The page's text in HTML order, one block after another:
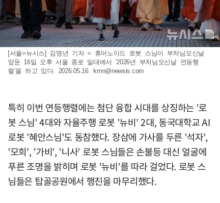
[서울=뉴시스] 김명년 기자 = 휴머노이드 로봇 스님이 부처님오신날
앞둔 16일 오후 서울 종로 일대에서 ‘2026년 부처님오신날 연등행
렬’을 하고 있다. 2026.05.16. kmn@newsis.com
특히 이번 연등행렬에는 첨단 융합 시대를 상징하는 '로
봇 스님' 4대와 자율주행 로봇 '뉴비' 2대, 동국대학교 AI
로봇 '혜안스님'도 동참했다. 장삼에 가사를 두른 '석자',
'모희', '가비', '니사' 로봇 스님들은 손불등 대신 얼굴에
푸른 조명을 밝히며 로봇 '뉴비'를 따라 걸었다. 로봇 스
님들은 탑골공원에서 행진을 마무리했다.